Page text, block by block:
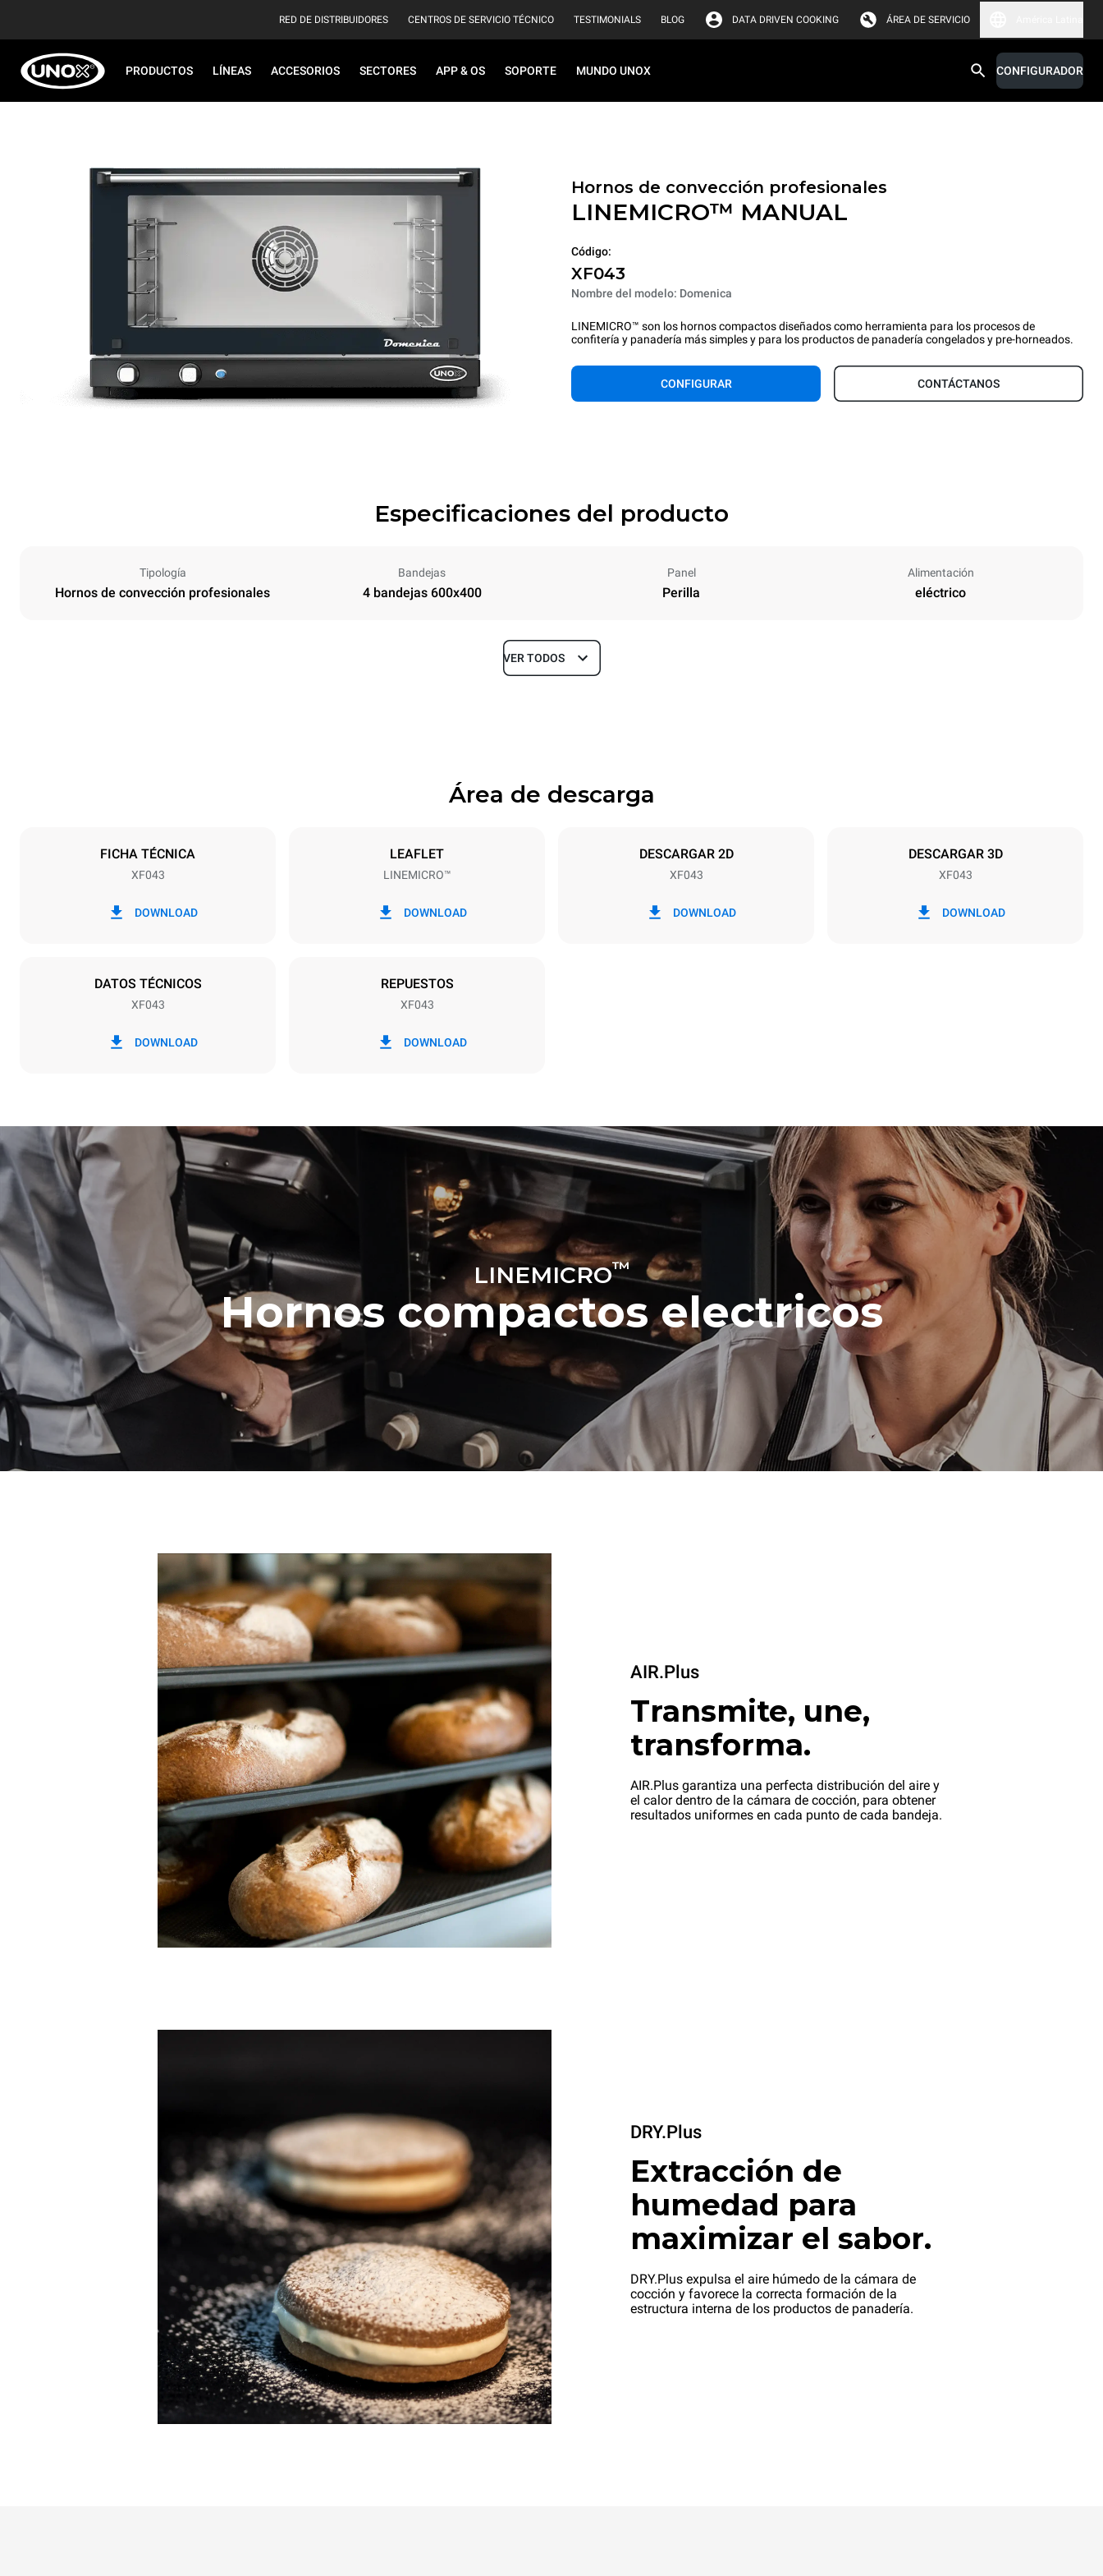
RED DE DISTRIBUIDORES CENTROS DE SERVICIO TÉCNICO TESTIMONIALS BLOG DATA DRIVEN COOKING ÁREA DE SERVICIO
PRODUCTOS LÍNEAS ACCESORIOS SECTORES APP & OS SOPORTE MUNDO UNOX CONFIGURADOR
Hornos de convección profesionales
LINEMICRO™ MANUAL
Código:
XF043
Nombre del modelo: Domenica
LINEMICRO™ son los hornos compactos diseñados como herramienta para los procesos de
confitería y panadería más simples y para los productos de panadería congelados y pre-horneados.
CONFIGURAR CONTÁCTANOS
Especificaciones del producto
Tipología
Hornos de convección profesionales
Bandejas
4 bandejas 600x400
Panel
Perilla
Alimentación
eléctrico
Profundidad
Tamaño de la bandeja
380-415V 3N~ / 220-240V 3~ / 220-240V
VER TODOS
Área de descarga
FICHA TÉCNICA
XF043
DOWNLOAD
LEAFLET
LINEMICRO™
DOWNLOAD
DESCARGAR 2D
XF043
DOWNLOAD
DESCARGAR 3D
XF043
DOWNLOAD
DATOS TÉCNICOS
XF043
DOWNLOAD
REPUESTOS
XF043
DOWNLOAD
LINEMICRO™
Hornos compactos electricos
AIR.Plus
Transmite, une,
transforma.
AIR.Plus garantiza una perfecta distribución del aire y
el calor dentro de la cámara de cocción, para obtener
resultados uniformes en cada punto de cada bandeja.
DRY.Plus
Extracción de
humedad para
maximizar el sabor.
DRY.Plus expulsa el aire húmedo de la cámara de
cocción y favorece la correcta formación de la
estructura interna de los productos de panadería.